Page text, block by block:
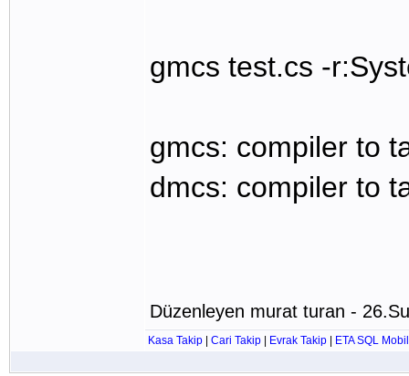
gmcs test.cs -
gmcs: compiler to
dmcs: compiler to
Düzenleyen murat turan -
Kasa Takip Cari Takip Evrak Takip ETA SQL Mobil